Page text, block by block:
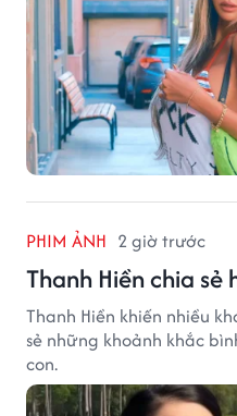
PHIM ẢNH 2 giờ trước
Thanh Hiền chia
Thanh Hiền khiến nhiều
sẻ những khoảnh khắc
con.